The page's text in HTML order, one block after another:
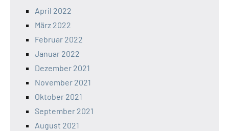
April 2022
März 2022
Februar 2022
Januar 2022
Dezember 2021
November 2021
Oktober 2021
September 2021
August 2021